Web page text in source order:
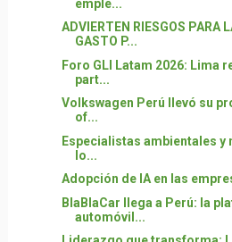
emple...
ADVIERTEN RIESGOS PARA
GASTO P...
Foro GLI Latam 2026: Lima
part...
Volkswagen Perú llevó su
of...
Especialistas ambientales
lo...
Adopción de IA en las
BlaBlaCar llega a Perú: la
automóvil...